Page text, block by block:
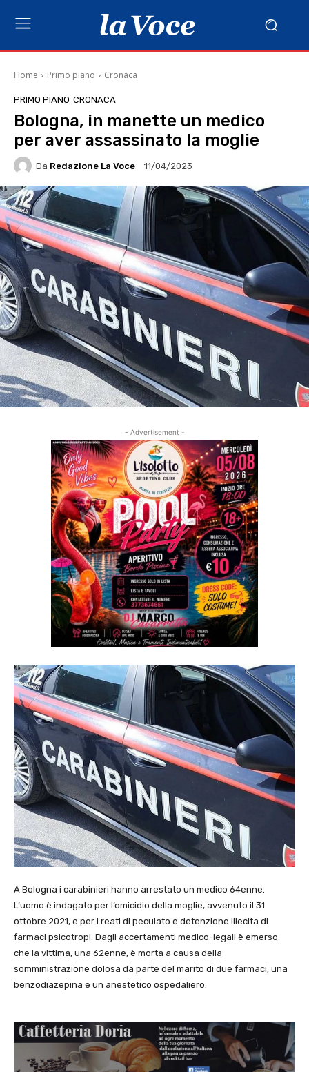
Home Primo piano Cronaca
PRIMO PIANO CRONACA
Bologna, in manette un medico
per aver assassinato la moglie
Da Redazione La Voce 11/04/2023
- Advertisement -
A Bologna i carabinieri hanno arrestato un medico 64enne.
L’uomo è indagato per l’omicidio della moglie, avvenuto il 31
ottobre 2021, e per i reati di peculato e detenzione illecita di
farmaci psicotropi. Dagli accertamenti medico-legali è emerso
che la vittima, una 62enne, è morta a causa della
somministrazione dolosa da parte del marito di due farmaci, una
benzodiazepina e un anestetico ospedaliero.